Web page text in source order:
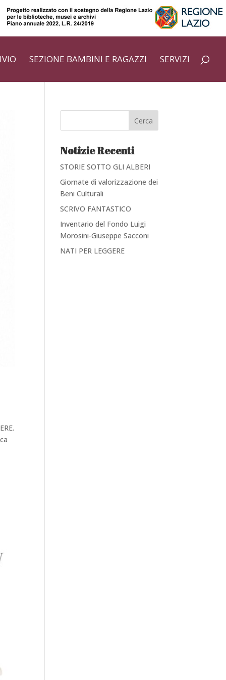
SEZIONE BAMBINI E RAGAZZI SERVIZI
Cerca
Notizie Recenti
STORIE SOTTO GLI ALBERI
Giornate di valorizzazione dei
Beni Culturali
SCRIVO FANTASTICO
Inventario del Fondo Luigi
Morosini-Giuseppe Sacconi
NATI PER LEGGERE